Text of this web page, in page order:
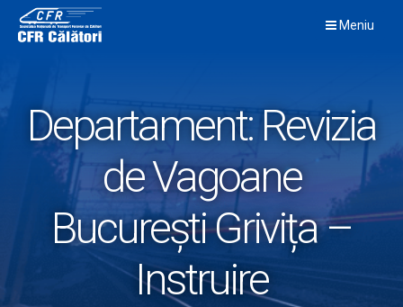
content
Meniu
Departament:Revizia
de Vagoane
București Grivița –
Instruire